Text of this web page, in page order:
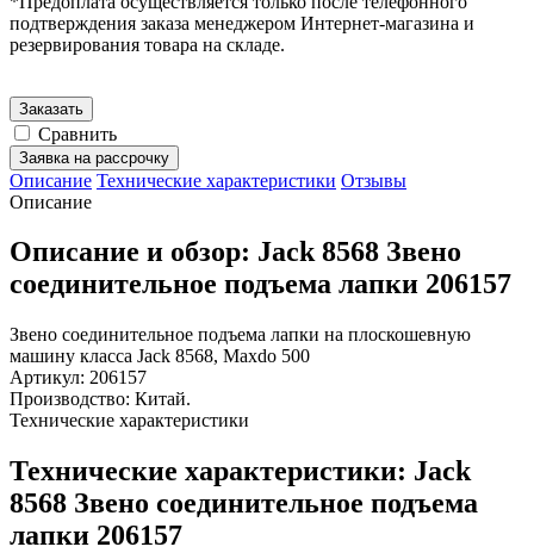
подтверждения заказа менеджером Интернет-магазина и
резервирования товара на складе.
Заказать
Сравнить
Заявка на рассрочку
Описание Технические характеристики Отзывы
Описание
Описание и обзор: Jack 8568 Звено
соединительное подъема лапки 206157
Звено соединительное подъема лапки на плоскошевную
машину класса Jack 8568, Maxdo 500
Артикул: 206157
Производство: Китай.
Технические характеристики
Технические характеристики: Jack
8568 Звено соединительное подъема
лапки 206157